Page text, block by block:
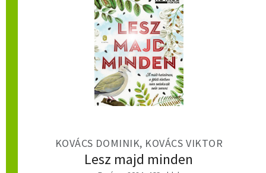
KOVÁCS DOMINIK, KOVÁCS VIKTOR
Lesz majd minden